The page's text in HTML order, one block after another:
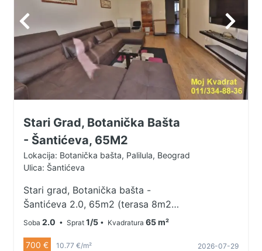
Stari Grad, Botanička Bašta
- Šantićeva, 65M2
Lokacija: Botanička bašta, Palilula, Beograd
Ulica: Šantićeva
Stari grad, Botanička bašta -
Šantićeva 2.0, 65m2 (terasa 8m2),
TA, tri inverter klime, 1/5 Između
venca, na nekoliko minuta od
Soba 2.0 • Sprat 1/5 • Kvadratura 65 m²
700 € 10.77 €/m² 2026-07-29